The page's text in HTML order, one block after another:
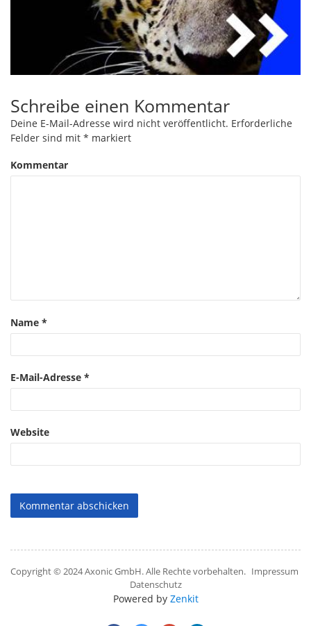
Schreibe einen Kommentar
Deine E-Mail-Adresse wird nicht veröffentlicht. Erforderliche
Felder sind mit * markiert
Kommentar
Name *
E-Mail-Adresse *
Website
Copyright © 2024 Axonic GmbH. Alle Rechte vorbehalten. Impressum
Datenschutz
Powered by Zenkit